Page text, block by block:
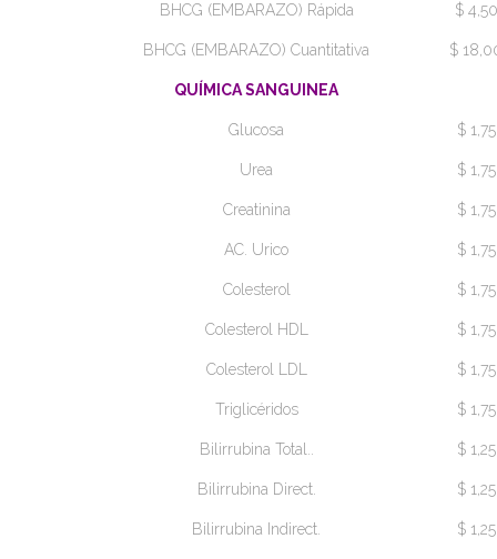
BHCG (EMBARAZO) Rápida $ 4,50
BHCG (EMBARAZO) Cuantitativa $
QUÍMICA SANGUINEA
Glucosa $ 1,75
Urea $ 1,75
Creatinina $ 1,75
AC. Urico $ 1,75
Colesterol $ 1,75
Colesterol HDL $ 1,75
Colesterol LDL $ 1,75
Triglicéridos $ 1,75
Bilirrubina Total.. $ 1,25
Bilirrubina Direct. $ 1,25
Bilirrubina Indirect. $ 1,25